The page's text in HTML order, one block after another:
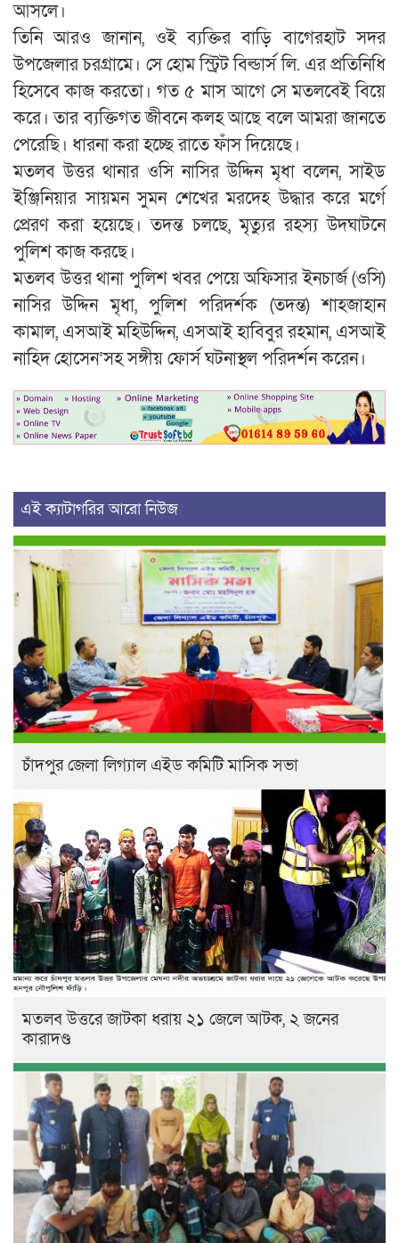
আসলে।
তিনি আরও জানান, ওই ব্যক্তির বাড়ি বাগেরহাট সদর
উপজেলার চরগ্রামে। সে হোম স্ট্রিট বিল্ডার্স লি. এর প্রতিনিধি
হিসেবে কাজ করতো। গত ৫ মাস আগে সে মতলবেই বিয়ে
করে। তার ব্যক্তিগত জীবনে কলহ আছে বলে আমরা জানতে
পেরেছি। ধারনা করা হচ্ছে রাতে ফাঁস দিয়েছে।
মতলব উত্তর থানার ওসি নাসির উদ্দিন মৃধা বলেন, সাইড
ইঞ্জিনিয়ার সায়মন সুমন শেখের মরদেহ উদ্ধার করে মর্গে
প্রেরণ করা হয়েছে। তদন্ত চলছে, মৃত্যুর রহস্য উদঘাটনে
পুলিশ কাজ করছে।
মতলব উত্তর থানা পুলিশ খবর পেয়ে অফিসার ইনচার্জ (ওসি)
নাসির উদ্দিন মৃধা, পুলিশ পরিদর্শক (তদন্ত) শাহজাহান
কামাল, এসআই মহিউদ্দিন, এসআই হাবিবুর রহমান, এসআই
নাহিদ হোসেন’সহ সঙ্গীয় ফোর্স ঘটনাস্থল পরিদর্শন করেন।
এই ক্যাটাগরির আরো নিউজ
চাঁদপুর জেলা লিগ্যাল এইড কমিটি মাসিক সভা
মতলব উত্তরে জাটকা ধরায় ২১ জেলে আটক, ২ জনের
কারাদণ্ড